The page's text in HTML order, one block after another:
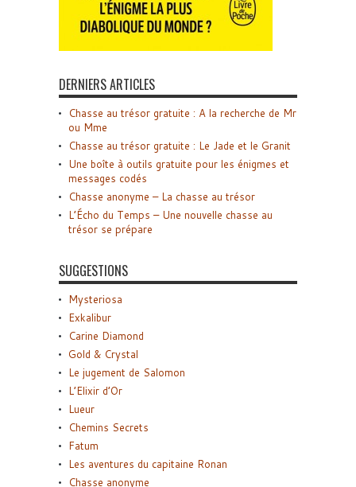
DERNIERS ARTICLES
Chasse au trésor gratuite : A la recherche de Mr
ou Mme
Chasse au trésor gratuite : Le Jade et le Granit
Une boîte à outils gratuite pour les énigmes et
messages codés
Chasse anonyme – La chasse au trésor
L’Écho du Temps – Une nouvelle chasse au
trésor se prépare
SUGGESTIONS
Mysteriosa
Exkalibur
Carine Diamond
Gold & Crystal
Le jugement de Salomon
L’Elixir d’Or
Lueur
Chemins Secrets
Fatum
Les aventures du capitaine Ronan
Chasse anonyme